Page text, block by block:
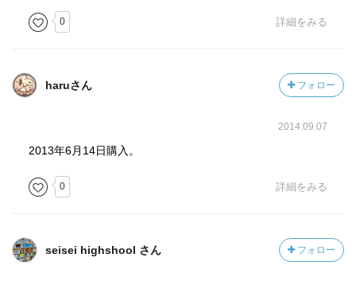
0 詳細をみる
haruさん フォロー
2014.09.07
2013年6月14日購入。
0 詳細をみる
seisei highshool さん フォロー